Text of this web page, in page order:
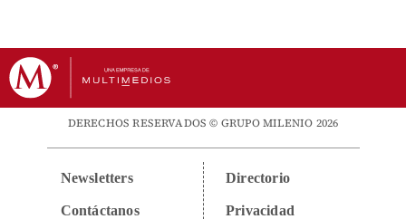
DERECHOS RESERVADOS © GRUPO MILENIO 2026
Newsletters
Contáctanos
Directorio
Privacidad